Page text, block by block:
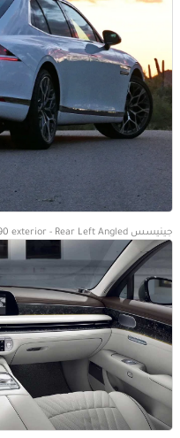
جينيسس G90 exterior - Rear Left Angled